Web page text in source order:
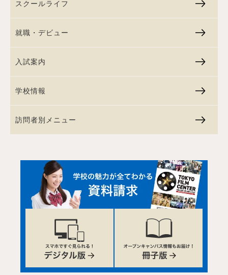
スクールライフ
就職・デビュー
入試案内
学校情報
訪問者別メニュー